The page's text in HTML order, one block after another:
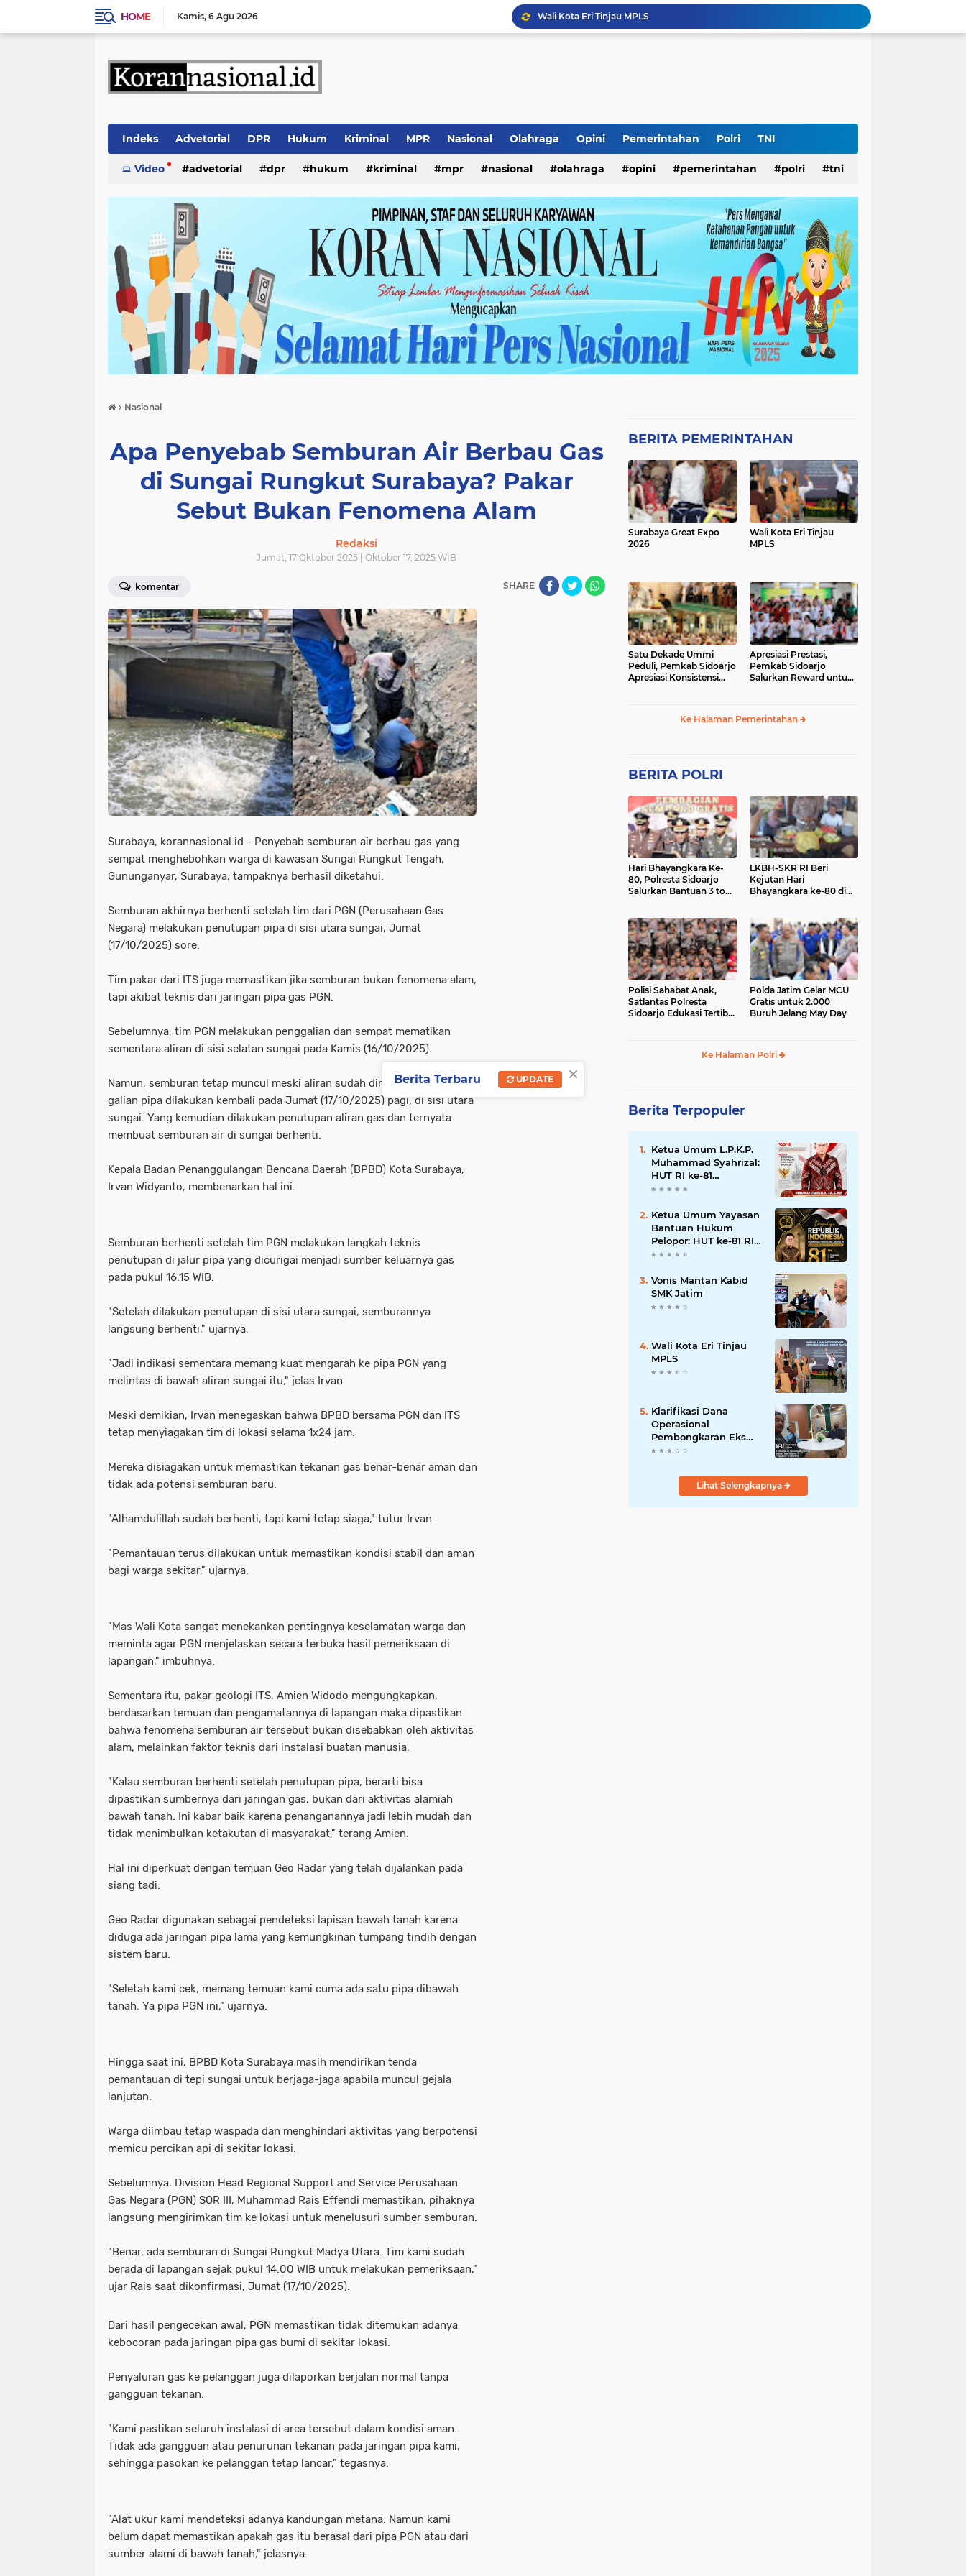
HOME Kamis 6 Agu 2026
Ketua Umum L.P.K.P. Muhammad Syahrizal: HUT RI ke-81 Momentum Memperkuat Persatuan dan Keadilan bagi Seluruh Rakyat Indonesia.
Capaian Transaksi SGE Surabaya
Surabaya Great Expo 2026
Wali Kota Eri Tinjau MPLS
Indeks Advetorial DPR Hukum Kriminal MPR Nasional Olahraga Opini Pemerintahan Polri TNI
Video advetorial dpr hukum kriminal mpr nasional olahraga opini pemerintahan polri tni
› Nasional
Apa Penyebab Semburan Air Berbau Gas
di Sungai Rungkut Surabaya? Pakar
Sebut Bukan Fenomena Alam
Redaksi
Jumat, 17 Oktober 2025 | Oktober 17, 2025 WIB
komentar SHARE
Surabaya, korannasional.id - Penyebab semburan air berbau gas yang
sempat menghebohkan warga di kawasan Sungai Rungkut Tengah,
Gununganyar, Surabaya, tampaknya berhasil diketahui.
Semburan akhirnya berhenti setelah tim dari PGN (Perusahaan Gas
Negara) melakukan penutupan pipa di sisi utara sungai, Jumat
(17/10/2025) sore.
Tim pakar dari ITS juga memastikan jika semburan bukan fenomena alam,
tapi akibat teknis dari jaringan pipa gas PGN.
Sebelumnya, tim PGN melakukan penggalian dan sempat mematikan
sementara aliran di sisi selatan sungai pada Kamis (16/10/2025).
Namun, semburan tetap muncul meski aliran sudah dimatikan. Kemudian,
galian pipa dilakukan kembali pada Jumat (17/10/2025) pagi, di sisi utara
sungai. Yang kemudian dilakukan penutupan aliran gas dan ternyata
membuat semburan air di sungai berhenti.
Kepala Badan Penanggulangan Bencana Daerah (BPBD) Kota Surabaya,
Irvan Widyanto, membenarkan hal ini.
Semburan berhenti setelah tim PGN melakukan langkah teknis
penutupan di jalur pipa yang dicurigai menjadi sumber keluarnya gas
pada pukul 16.15 WIB.
"Setelah dilakukan penutupan di sisi utara sungai, semburannya
langsung berhenti," ujarnya.
"Jadi indikasi sementara memang kuat mengarah ke pipa PGN yang
melintas di bawah aliran sungai itu," jelas Irvan.
Meski demikian, Irvan menegaskan bahwa BPBD bersama PGN dan ITS
tetap menyiagakan tim di lokasi selama 1x24 jam.
Mereka disiagakan untuk memastikan tekanan gas benar-benar aman dan
tidak ada potensi semburan baru.
"Alhamdulillah sudah berhenti, tapi kami tetap siaga," tutur Irvan.
"Pemantauan terus dilakukan untuk memastikan kondisi stabil dan aman
bagi warga sekitar," ujarnya.
"Mas Wali Kota sangat menekankan pentingnya keselamatan warga dan
meminta agar PGN menjelaskan secara terbuka hasil pemeriksaan di
lapangan," imbuhnya.
Sementara itu, pakar geologi ITS, Amien Widodo mengungkapkan,
berdasarkan temuan dan pengamatannya di lapangan maka dipastikan
bahwa fenomena semburan air tersebut bukan disebabkan oleh aktivitas
alam, melainkan faktor teknis dari instalasi buatan manusia.
"Kalau semburan berhenti setelah penutupan pipa, berarti bisa
dipastikan sumbernya dari jaringan gas, bukan dari aktivitas alamiah
bawah tanah. Ini kabar baik karena penanganannya jadi lebih mudah dan
tidak menimbulkan ketakutan di masyarakat," terang Amien.
Hal ini diperkuat dengan temuan Geo Radar yang telah dijalankan pada
siang tadi.
Geo Radar digunakan sebagai pendeteksi lapisan bawah tanah karena
diduga ada jaringan pipa lama yang kemungkinan tumpang tindih dengan
sistem baru.
"Seletah kami cek, memang temuan kami cuma ada satu pipa dibawah
tanah. Ya pipa PGN ini," ujarnya.
Hingga saat ini, BPBD Kota Surabaya masih mendirikan tenda
pemantauan di tepi sungai untuk berjaga-jaga apabila muncul gejala
lanjutan.
Warga diimbau tetap waspada dan menghindari aktivitas yang berpotensi
memicu percikan api di sekitar lokasi.
Sebelumnya, Division Head Regional Support and Service Perusahaan
Gas Negara (PGN) SOR III, Muhammad Rais Effendi memastikan, pihaknya
langsung mengirimkan tim ke lokasi untuk menelusuri sumber semburan.
"Benar, ada semburan di Sungai Rungkut Madya Utara. Tim kami sudah
berada di lapangan sejak pukul 14.00 WIB untuk melakukan pemeriksaan,"
ujar Rais saat dikonfirmasi, Jumat (17/10/2025).
Dari hasil pengecekan awal, PGN memastikan tidak ditemukan adanya
kebocoran pada jaringan pipa gas bumi di sekitar lokasi.
Penyaluran gas ke pelanggan juga dilaporkan berjalan normal tanpa
gangguan tekanan.
"Kami pastikan seluruh instalasi di area tersebut dalam kondisi aman.
Tidak ada gangguan atau penurunan tekanan pada jaringan pipa kami,
sehingga pasokan ke pelanggan tetap lancar," tegasnya.
"Alat ukur kami mendeteksi adanya kandungan metana. Namun kami
belum dapat memastikan apakah gas itu berasal dari pipa PGN atau dari
sumber alami di bawah tanah," jelasnya.
BERITA PEMERINTAHAN
Surabaya Great Expo
2026
Wali Kota Eri Tinjau
MPLS
Satu Dekade Ummi
Peduli, Pemkab Sidoarjo
Apresiasi Konsistensi
Apresiasi Prestasi,
Pemkab Sidoarjo
Salurkan Reward untuk
Ke Halaman Pemerintahan
BERITA POLRI
Hari Bhayangkara Ke-
80, Polresta Sidoarjo
Salurkan Bantuan 3 ton
LKBH-SKR RI Beri
Kejutan Hari
Bhayangkara ke-80 di
Polri
Polisi Sahabat Anak,
Satlantas Polresta
Sidoarjo Edukasi Tertib
Polda Jatim Gelar MCU
Gratis untuk 2.000
Buruh Jelang May Day
Ke Halaman Polri
Berita Terpopuler
Ketua Umum L.P.K.P.
Muhammad Syahrizal:
HUT RI ke-81
Momentum
Persatuan dan
Keadilan bagi Seluruh
Rakyat Indonesia.
Ketua Umum Yayasan
Bantuan Hukum
Pelopor: HUT ke-81 RI
Momentum
Persatuan, dan
Pengabdian kepada
Masyarakat
Vonis Mantan Kabid
SMK Jatim
Wali Kota Eri Tinjau
MPLS
Klarifikasi Dana
Operasional
Pembongkaran Eks
Gedung Toko Nam
Lihat Selengkapnya
×
Berita Terbaru UPDATE